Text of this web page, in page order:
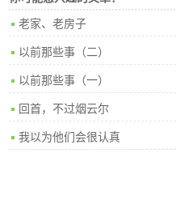
老家、老房子
以前那些事（二）
以前那些事（一）
回首，不过烟云尔
我以为他们会很认真